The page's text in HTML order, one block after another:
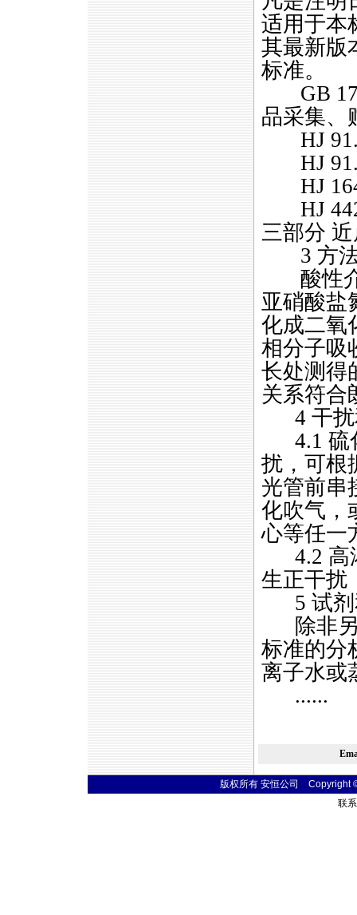
适用于本
其最新版
标准。
GB
品采集、
HJ
HJ
HJ 164
HJ
三部分
3 方法
酸性介
亚硝酸盐
化成二氧
相分子吸
长处测得
关系符合
4 干扰
4.1 硫
扰，可根
光管前串
化吹气，
心等任一
4.2 高
生正干扰
5 试剂
除非另
标准的分
离子水或
......
版权所有 安恒公司 Copyright
联